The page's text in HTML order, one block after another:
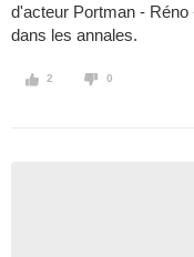
d'acteur Portman -
dans les annales.
2 0